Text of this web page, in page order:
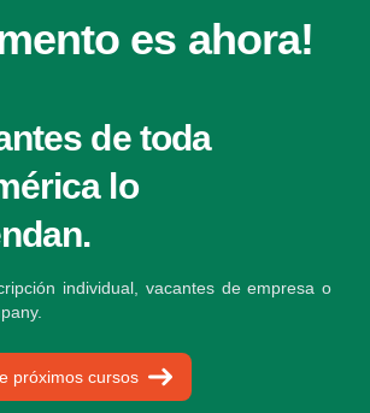
es ahora!
de toda
lo
individual, vacantes de empresa o
próximos cursos